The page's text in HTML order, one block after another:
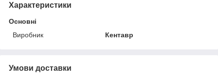
Характеристики
Основні
Виробник
Кентавр
Умови доставки